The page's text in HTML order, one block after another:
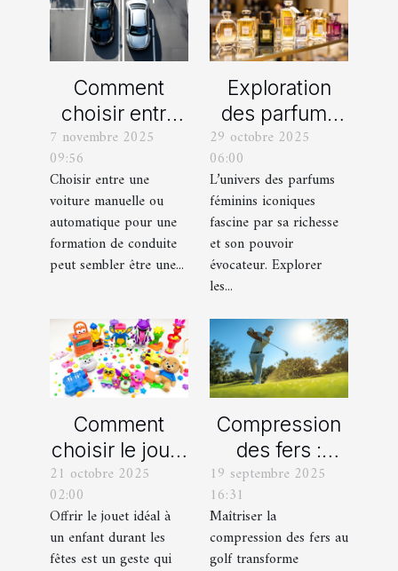
Comment
choisir entre
une voiture
manuelle ou
automatique
pour votre
formation de
conduite ?
7 novembre 2025
09:56
Choisir entre une
voiture manuelle ou
automatique pour une
formation de conduite
peut sembler être une...
Exploration
des parfums
féminins
iconiques et
leurs
variations
29 octobre 2025
06:00
L’univers des parfums
féminins iconiques
fascine par sa richesse
et son pouvoir
évocateur. Explorer
les...
Comment
choisir le jouet
parfait pour
chaque âge
durant les
fêtes ?
21 octobre 2025
02:00
Offrir le jouet idéal à
un enfant durant les
fêtes est un geste qui
Compression
des fers :
comment
obtenir des
frappes plus
solides ?
19 septembre 2025
16:31
Maîtriser la
compression des fers au
golf transforme